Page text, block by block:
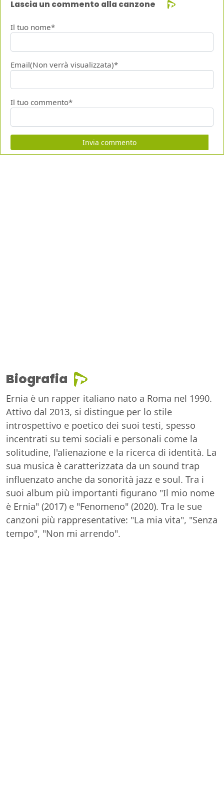
Lascia un commento alla canzone
Il tuo nome*
Email(Non verrà visualizzata)*
Il tuo commento*
Invia commento
Biografia
Ernia è un rapper italiano nato a Roma nel 1990.
Attivo dal 2013, si distingue per lo stile
introspettivo e poetico dei suoi testi, spesso
incentrati su temi sociali e personali come la
solitudine, l'alienazione e la ricerca di identità. La
sua musica è caratterizzata da un sound trap
influenzato anche da sonorità jazz e soul. Tra i
suoi album più importanti figurano "Il mio nome
è Ernia" (2017) e "Fenomeno" (2020). Tra le sue
canzoni più rappresentative: "La mia vita", "Senza
tempo", "Non mi arrendo".